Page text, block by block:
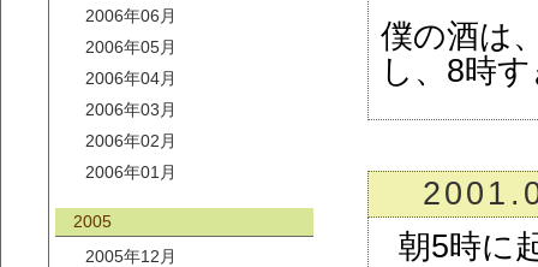
2006年06月
2006年05月
2006年04月
2006年03月
2006年02月
2006年01月
2005
2005年12月
僕の酒は
し、8時
朝5時に